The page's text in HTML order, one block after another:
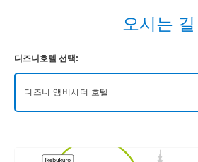
오시는 길
디즈니호텔 선택:
디즈니 앰버서더 호텔